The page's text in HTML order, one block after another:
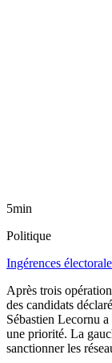
5min
Politique
Ingérences
Après trois
des candidats
Sébastien Lecornu
une priorité. La
sanctionner les